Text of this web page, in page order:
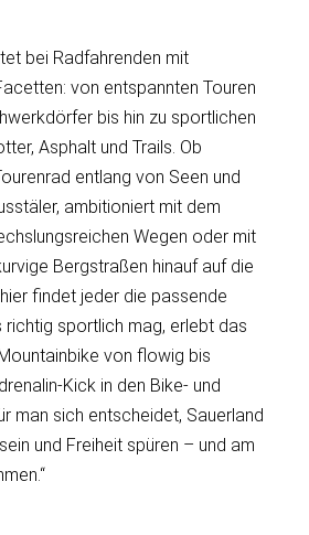
bei Radfahrenden mit
von entspannten Touren
bis hin zu sportlichen
Asphalt und Trails. Ob
entlang von Seen und
ambitioniert mit dem
Wegen oder mit
Bergstraßen hinauf auf die
findet jeder die passende
richtig sportlich mag, erlebt das
von flowig bis
Kick in den Bike- und
man sich entscheidet, Sauerland
und Freiheit spüren – und am